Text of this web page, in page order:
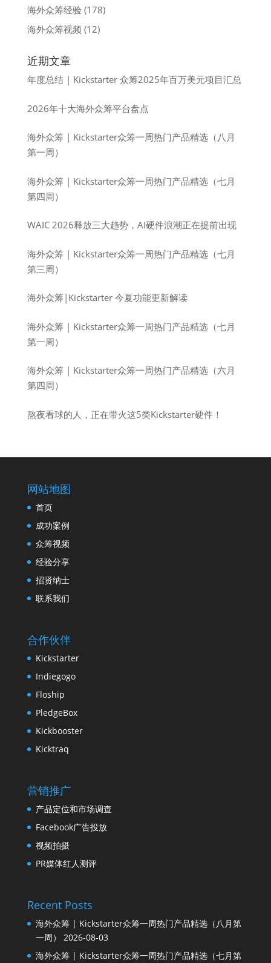
海外众筹经验 (178)
海外众筹视频 (12)
近期文章
年度总结 | Kickstarter 众筹2025年百万美元项目汇总
2026年十大海外众筹平台盘点
海外众筹 | Kickstarter众筹一周热门产品精选（八月
第一周）
海外众筹 | Kickstarter众筹一周热门产品精选（七月
第四周）
WAIC 2026释放三大趋势，AI硬件浪潮正在提前出现
海外众筹 | Kickstarter众筹一周热门产品精选（七月
第三周）
海外众筹|Kickstarter 今夏功能更新解读
海外众筹 | Kickstarter众筹一周热门产品精选（七月
第一周）
海外众筹 | Kickstarter众筹一周热门产品精选（六月
第四周）
熬夜看球的人，正在带火这5类Kickstarter硬件！
网站地图
首页
成功案例
众筹视频
经验分享
招贤纳士
联系我们
合作伙伴
Kickstarter
Indiegogo
Floship
PledgeBox
Kickbooster
Kicktraq
营销推广
产品定位和市场调查
Facebook广告投放
视频拍摄
PR媒体红人测评
Recent Posts
海外众筹 | Kickstarter众筹一周热门产品精选（八月第
一周）
2026-08-03
海外众筹 | Kickstarter众筹一周热门产品精选（七月第